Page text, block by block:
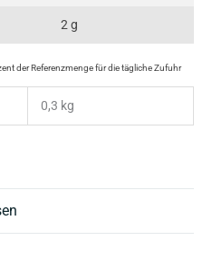
2 g
der Referenzmenge für die tägliche Zufuhr
0,3 kg